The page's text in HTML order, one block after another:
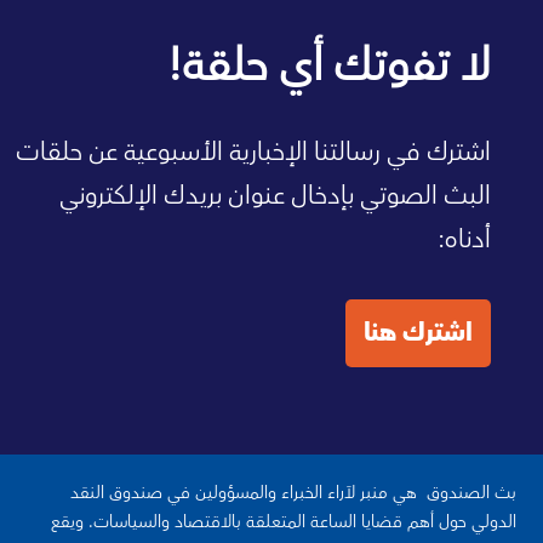
صفحة الصندوق الرئيسية
لا تفوتك أي حلقة!
اشترك في رسالتنا الإخبارية الأسبوعية عن حلقات
البث الصوتي بإدخال عنوان بريدك الإلكتروني
أدناه:
اشترك هنا
بث الصندوق هي منبر لآراء الخبراء والمسؤولين في صندوق النقد
الدولي حول أهم قضايا الساعة المتعلقة بالاقتصاد والسياسات. ويقع